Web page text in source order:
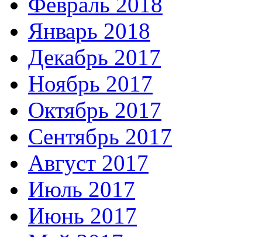
Январь 2018
Декабрь 2017
Ноябрь 2017
Октябрь 2017
Сентябрь 2017
Август 2017
Июль 2017
Июнь 2017